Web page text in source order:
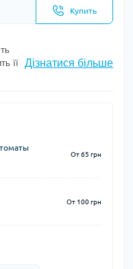
Купить
її Дізнатися більше
От 65 грн
От 100 грн